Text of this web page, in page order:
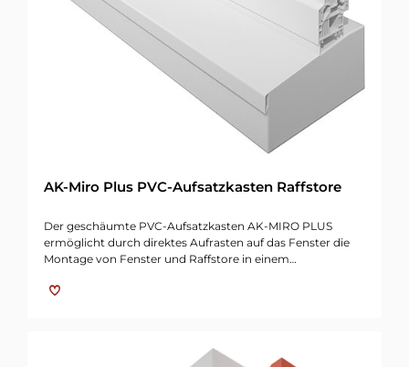
AK-Miro Plus PVC-Aufsatzkasten Raffstore
Der geschäumte PVC-Aufsatzkasten AK-MIRO PLUS
ermöglicht durch direktes Aufrasten auf das Fenster die
Montage von Fenster und Raffstore in einem…